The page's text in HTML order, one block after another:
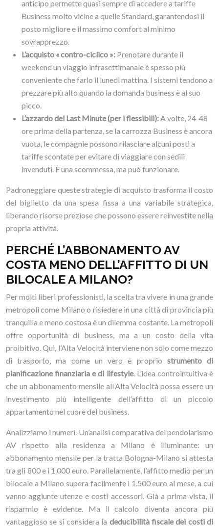
anticipo permette quasi sempre di accedere a tariffe
Business molto vicine a quelle Standard, garantendosi il
posto migliore e il massimo comfort al minimo
sovrapprezzo.
L’acquisto « contro-ciclico »: Prenotare durante il
weekend un viaggio infrasettimanale è spesso più
conveniente che farlo il lunedì mattina. I sistemi tendono a
prezzare più alto quando la domanda business è al suo
picco.
L’azzardo del Last Minute (per i flessibili):A volte, 24-48
ore prima della partenza, se la carrozza Business è ancora
vuota, le compagnie possono rilasciare alcuni posti a
tariffe scontate per evitare di viaggiare con sedili
invenduti. È una scommessa, ma può funzionare.
Padroneggiare queste strategie di acquisto trasforma il costo
del biglietto da una spesa fissa a una variabile strategica,
liberando risorse preziose che possono essere reinvestite nella
propria attività.
PERCHÉ L’ABBONAMENTO AV
COSTA MENO DELL’AFFITTO DI UN
BILOCALE A MILANO?
Per molti liberi professionisti, la scelta tra vivere in una grande
metropoli come Milano o risiedere in una città di provincia più
tranquilla e meno costosa è un dilemma costante. La metropoli
offre opportunità di business, ma a un costo della vita
proibitivo. Qui, l’Alta Velocità interviene non solo come mezzo
di trasporto, ma come un vero e proprio strumento di
pianificazione finanziaria e di lifestyle. L’idea controintuitiva è
che un abbonamento mensile all’Alta Velocità possa essere un
investimento più intelligente dell’affitto di un piccolo
appartamento nel cuore del business.
Analizziamo i numeri. Un’analisi comparativa del pendolarismo
AV rispetto alla residenza a Milano è illuminante: un
abbonamento mensile per la tratta Bologna-Milano si attesta
tra gli 800 e i 1.000 euro. Parallelamente, l’affitto medio per un
bilocale a Milano supera facilmente i 1.500 euro al mese, a cui
vanno aggiunte utenze e costi accessori. Già a prima vista, il
risparmio è evidente. Ma il calcolo diventa ancora più
vantaggioso se si considera la deducibilità fiscale dei costi di